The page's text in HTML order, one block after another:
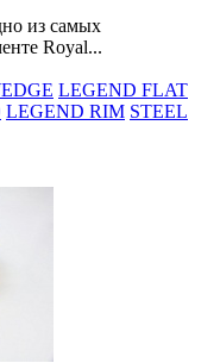
из самых
Royal...
LEGEND FLAT
LEGEND RIM STEEL